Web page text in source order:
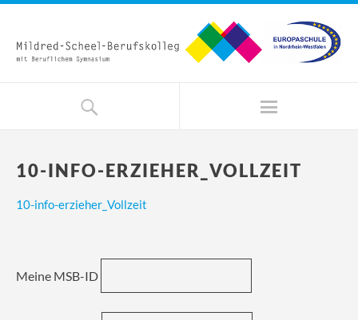
10-INFO-ERZIEHER_VOLLZEIT
10-info-erzieher_Vollzeit
Meine MSB-ID